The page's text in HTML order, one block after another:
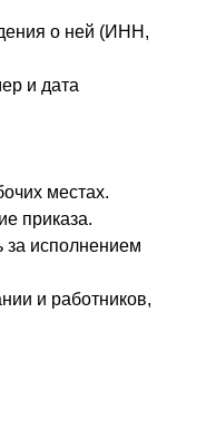
о ней (ИНН,
и дата
местах.
приказа.
за исполнением
и работников,